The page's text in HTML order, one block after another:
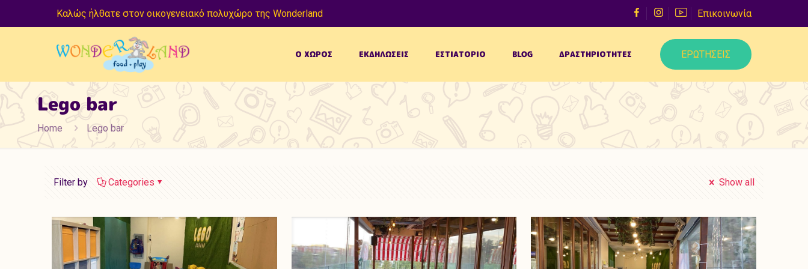
Καλώς ήλθατε στον οικογενειακό πολυχώρο της Wonderland Επικοινωνία
Ο ΧΩΡΟΣ ΕΚΔΗΛΩΣΕΙΣ ΕΣΤΙΑΤΟΡΙΟ BLOG ΔΡΑΣΤΗΡΙΟΤΗΤΕΣ ΕΡΩΤΗΣΕΙΣ
Lego bar
Home Lego bar
Filter by Categories Show all